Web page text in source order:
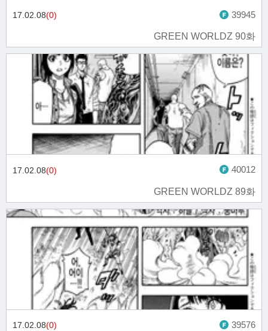
GREEN WORLDZ 90화
17.02.08(0) 39945
GREEN WORLDZ 89화
17.02.08(0) 40012
17.02.08(0) 39576